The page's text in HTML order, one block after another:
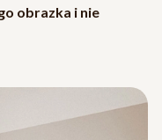
obrazka i nie